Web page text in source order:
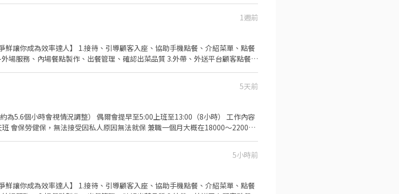
1週前
鮮讓你成為效率達人】 1.接待、引導顧客入座、協助手機點餐、介紹菜單、點餐
場服務、內場餐點製作、出餐管理、確認出菜品質 3.外帶、外送平台顧客點餐服
5天前
為5.6個小時會視情況調整） 偶爾會提早至5:00上班至13:00（8小時） 工作內容
5小時前
鮮讓你成為效率達人】 1.接待、引導顧客入座、協助手機點餐、介紹菜單、點餐